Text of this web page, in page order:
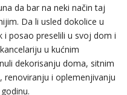
da bar na neki način taj
Da li usled dokolice u
posao preselili u svoj dom i
u kućnim
dekorisanju doma, sitnim
renoviranju i oplemenjivanju